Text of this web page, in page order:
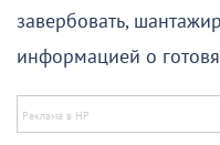
завербовать,
информацией о